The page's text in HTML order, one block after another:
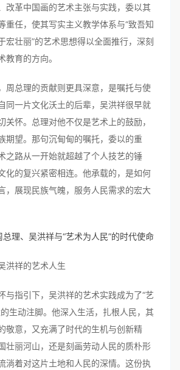
改革中国画的艺术主张与实践，委以其
重任，使其写实主义教学体系与“致吾知
宏壮丽”的艺术思想得以全面推行，深刻
教育的方向。
周总理的贡献则更具深意，是嘱托与使
同一片文化沃土的后辈，吴洪祥很早就
关怀。总理对他不仅是艺术上的鼓励，
期望。那句沉甸甸的嘱托，委以的重
之路从一开始就超越了个人技艺的锤
化的复兴紧密相连。他承载的，是如何
，展现民族气魄，服务人民需求的宏大
洪祥的艺术人生
与指引下，吴洪祥的艺术实践成为了“艺
生动注脚。他深入生活，扎根人民，其
敬意，又充满了时代的生机与创新精
壮丽河山，还是刻画劳动人民的质朴形
淌着对这片土地和人民的深情。这份执